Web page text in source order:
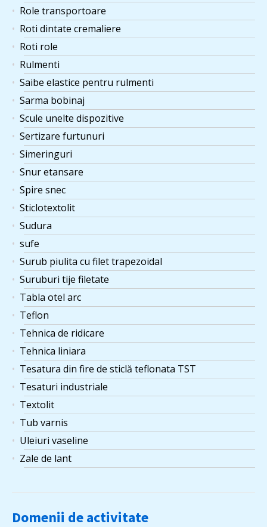
Role transportoare
Roti dintate cremaliere
Roti role
Rulmenti
Saibe elastice pentru rulmenti
Sarma bobinaj
Scule unelte dispozitive
Sertizare furtunuri
Simeringuri
Snur etansare
Spire snec
Sticlotextolit
Sudura
sufe
Surub piulita cu filet trapezoidal
Suruburi tije filetate
Tabla otel arc
Teflon
Tehnica de ridicare
Tehnica liniara
Tesatura din fire de sticlă teflonata TST
Tesaturi industriale
Textolit
Tub varnis
Uleiuri vaseline
Zale de lant
Domenii de activitate